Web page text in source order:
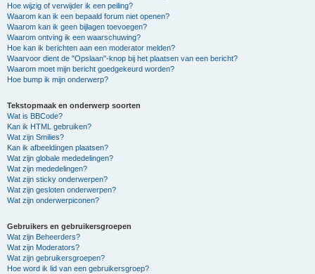
Hoe wijzig of verwijder ik een peiling?
Waarom kan ik een bepaald forum niet openen?
Waarom kan ik geen bijlagen toevoegen?
Waarom ontving ik een waarschuwing?
Hoe kan ik berichten aan een moderator melden?
Waarvoor dient de "Opslaan"-knop bij het plaatsen van een bericht?
Waarom moet mijn bericht goedgekeurd worden?
Hoe bump ik mijn onderwerp?
Tekstopmaak en onderwerp soorten
Wat is BBCode?
Kan ik HTML gebruiken?
Wat zijn Smilies?
Kan ik afbeeldingen plaatsen?
Wat zijn globale mededelingen?
Wat zijn mededelingen?
Wat zijn sticky onderwerpen?
Wat zijn gesloten onderwerpen?
Wat zijn onderwerpiconen?
Gebruikers en gebruikersgroepen
Wat zijn Beheerders?
Wat zijn Moderators?
Wat zijn gebruikersgroepen?
Hoe word ik lid van een gebruikersgroep?